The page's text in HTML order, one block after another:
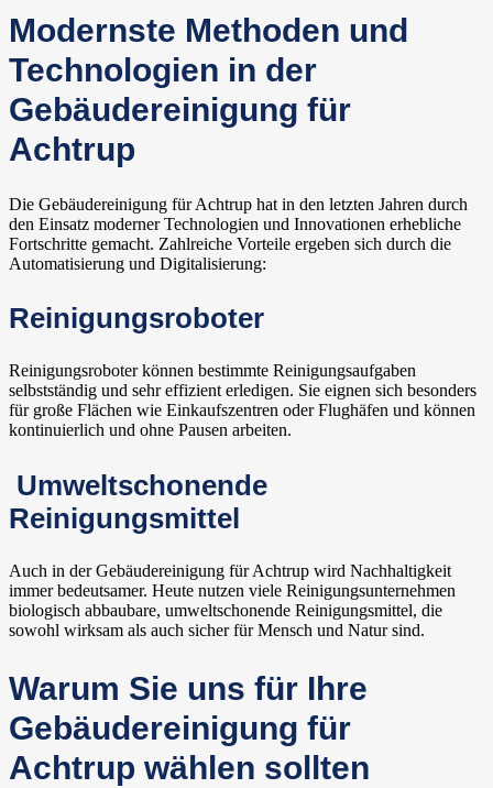
Modernste Methoden und
Technologien in der
Gebäudereinigung für
Achtrup
Die Gebäudereinigung für Achtrup hat in den letzten Jahren durch
den Einsatz moderner Technologien und Innovationen erhebliche
Fortschritte gemacht. Zahlreiche Vorteile ergeben sich durch die
Automatisierung und Digitalisierung:
Reinigungsroboter
Reinigungsroboter können bestimmte Reinigungsaufgaben
selbstständig und sehr effizient erledigen. Sie eignen sich besonders
für große Flächen wie Einkaufszentren oder Flughäfen und können
kontinuierlich und ohne Pausen arbeiten.
Umweltschonende
Reinigungsmittel
Auch in der Gebäudereinigung für Achtrup wird Nachhaltigkeit
immer bedeutsamer. Heute nutzen viele Reinigungsunternehmen
biologisch abbaubare, umweltschonende Reinigungsmittel, die
sowohl wirksam als auch sicher für Mensch und Natur sind.
Warum Sie uns für Ihre
Gebäudereinigung für
Achtrup wählen sollten